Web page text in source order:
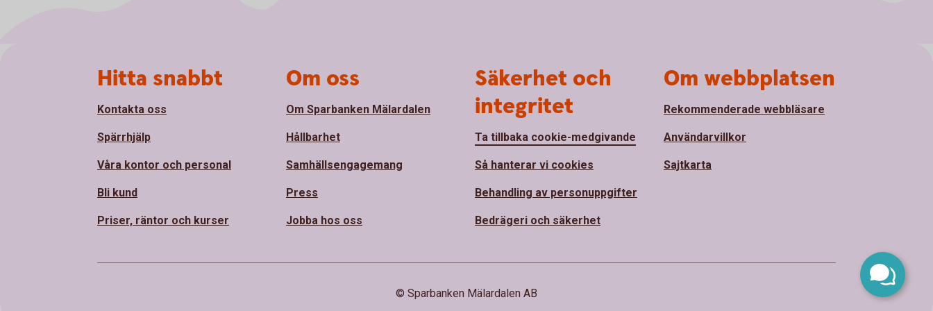
Hitta snabbt
Kontakta oss
Spärrhjälp
Våra kontor och personal
Bli kund
Priser, räntor och kurser
Om oss
Om Sparbanken Mälardalen
Hållbarhet
Samhällsengagemang
Press
Jobba hos oss
Säkerhet och
integritet
Ta tillbaka cookie-medgivande
Så hanterar vi cookies
Behandling av personuppgifter
Bedrägeri och säkerhet
Om webbplatsen
Rekommenderade webbläsare
Användarvillkor
Sajtkarta
© Sparbanken Mälardalen AB